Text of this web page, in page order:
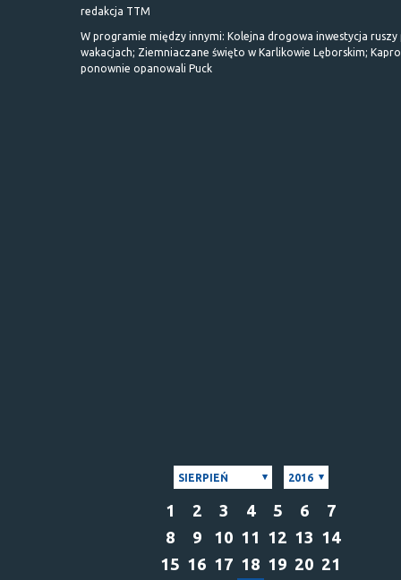
redakcja TTM
W programie między innymi: Kolejna drogowa inwestycja ruszy
wakacjach; Ziemniaczane święto w Karlikowie Lęborskim;
ponownie opanowali Puck
SIERPIEŃ 2016
1 2 3 4 5 6
7
8
9 10 11 12 13 14
15 16 17 18 19 20 21